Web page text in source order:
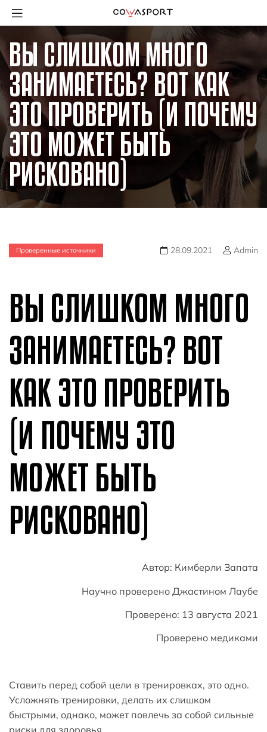
ВЫ СЛИШКОМ МНОГО
ЗАНИМАЕТЕСЬ? ВОТ КАК
ЭТО ПРОВЕРИТЬ (И ПОЧЕМУ
ЭТО МОЖЕТ БЫТЬ
РИСКОВАНО)
Проверенные источники 28.09.2021 Admin
ВЫ СЛИШКОМ МНОГО
ЗАНИМАЕТЕСЬ? ВОТ
КАК ЭТО ПРОВЕРИТЬ
(И ПОЧЕМУ ЭТО
МОЖЕТ БЫТЬ
РИСКОВАНО)
Автор: Кимберли Запата
Научно проверено Джастином Лаубе
Проверено: 13 августа 2021
Проверено медиками
Ставить перед собой цели в тренировках, это одно.
Усложнять тренировки, делать их слишком
быстрыми, однако, может повлечь за собой сильные